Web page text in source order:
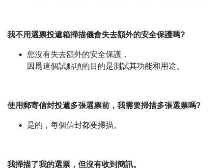
我不用選票投遞箱掃描儀會失去額外的安全保護嗎?
您沒有失去額外的安全保護，
因爲這個試點項的目的是測試其功能和用途。
使用郵寄信封投遞多張選票前，我需要掃描多張選票嗎?
是的，每個信封都要掃描。
我掃描了我的選票，但沒有收到簡訊。